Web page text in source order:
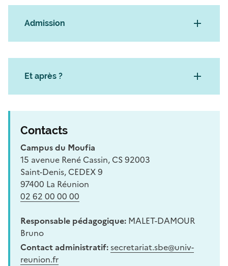
Admission
Et après ?
Contacts
Campus du Moufia
15 avenue René Cassin, CS 92003
Saint-Denis, CEDEX 9
97400 La Réunion
02 62 00 00 00
Responsable pédagogique: MALET-DAMOUR
Bruno
Contact administratif:secretariat.sbe@univ-
reunion.fr